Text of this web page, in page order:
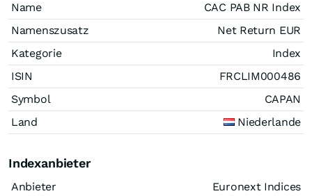
Name
CAC PAB NR Index
Namenszusatz
Net Return EUR
Kategorie
Index
ISIN
FRCLIM000486
Symbol
CAPAN
Land
Niederlande
Indexanbieter
Anbieter Euronext Indices